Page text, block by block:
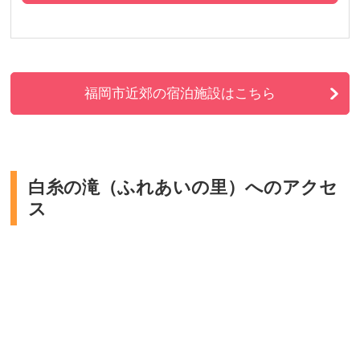
福岡市近郊の宿泊施設はこちら
白糸の滝（ふれあいの里）へのアクセ
ス